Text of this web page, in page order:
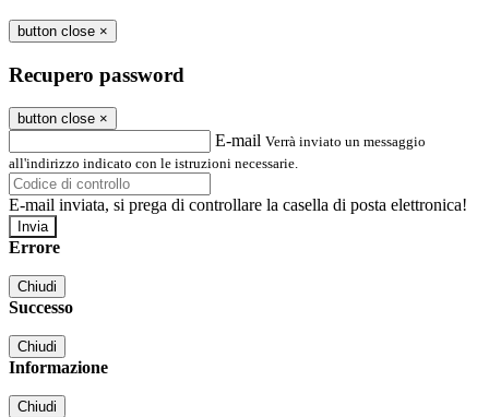
button close ×
Recupero password
button close ×
E-mail Verrà inviato un messaggio
all'indirizzo indicato con le istruzioni necessarie.
E-mail inviata, si prega di controllare la casella di posta elettronica!
Errore
Chiudi
Successo
Chiudi
Informazione
Chiudi